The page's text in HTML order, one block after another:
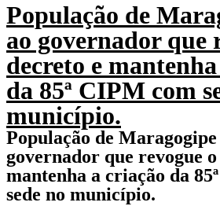
População de
ao governador que
decreto e
da 85ª CIPM com
município.
População de Maragogipe
governador que revogue
mantenha a criação da
sede no município.